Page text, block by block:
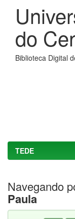
do
Biblioteca Digital
TEDE
Navegando
Paula